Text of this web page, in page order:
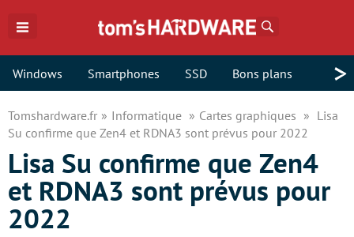
Windows Smartphones SSD Bons plans >
Tomshardware.fr Informatique Cartes graphiques
Lisa
Su confirme que Zen4 et RDNA3 sont prévus pour 2022
Lisa Su confirme que Zen4
et RDNA3 sont prévus pour
2022